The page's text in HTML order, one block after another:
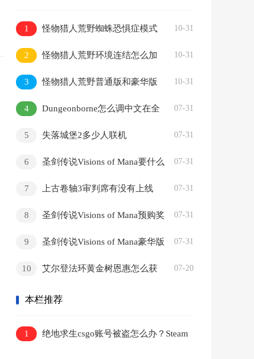
10-31
1
怪物猎人荒野蜘蛛恐惧症模式
怎么开启
10-31
2
怪物猎人荒野环境连结怎么加
入
10-31
3
怪物猎人荒野普通版和豪华版
有什么区别
07-31
4
Dungeonborne怎么调中文在全
体/繁体中文的选项可以设置，游戏默
1、本期以中文界面进行设置，玩家只
设置，选择设置进入其中。 3、在上方
项，在下方即可找到语言。 4、打开语
文，选择后确认即可将游戏调成中
07-31
5 失落城堡2多少人联机
07-31
6
圣剑传说Visions of Mana要什么
07-31
7
上古卷轴3审判席有没有上线
07-31
8
圣剑传说Visions of Mana预购奖
07-31
9
圣剑传说Visions of Mana豪华版
07-20
10
艾尔登法环黄金树恩惠怎么获
本栏推荐
1
绝地求生csgo账号被盗怎么办？Steam